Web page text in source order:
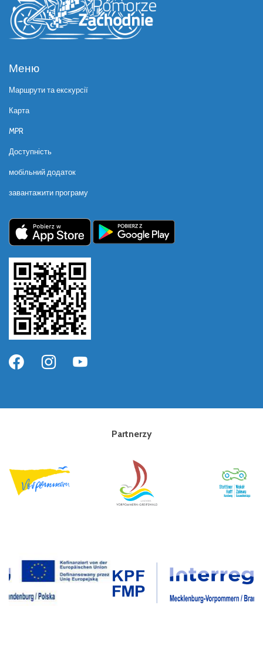
Меню
Маршрути та екскурсії
Карта
MPR
Доступність
мобільний додаток
завантажити програму
Partnerzy